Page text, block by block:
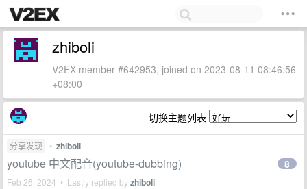
zhiboli
V2EX member #642953, joined on 2023-08-11 08:46:56
+08:00
切换主题列表
分享发现 • zhiboli
youtube 中文配音(youtube-dubbing)
Feb 26, 2024 • Lastly replied byzhiboli
8